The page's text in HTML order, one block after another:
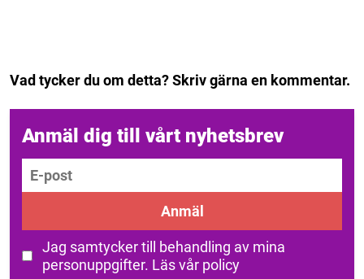
Vad tycker du om detta? Skriv gärna en kommentar.
Anmäl dig till vårt nyhetsbrev
E-post
Anmäl
Jag samtycker till behandling av mina
personuppgifter. Läs vår policy